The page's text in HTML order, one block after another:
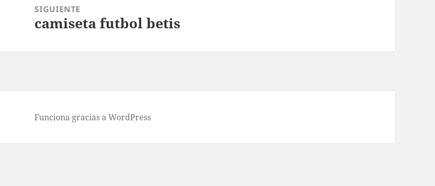
SIGUIENTE
Entrada
camiseta futbol betis
Funciona gracias a WordPress